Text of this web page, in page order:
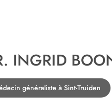
INGRID
généraliste à Sint-Truiden